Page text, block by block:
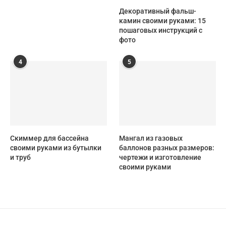
Декоративный фальш-
камин своими руками: 15
пошаговых инструкций с
фото
4
Скиммер для бассейна
своими руками из бутылки
и труб
5
Мангал из газовых
баллонов разных размеров:
чертежи и изготовление
своими руками